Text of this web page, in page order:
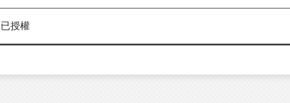
已授權